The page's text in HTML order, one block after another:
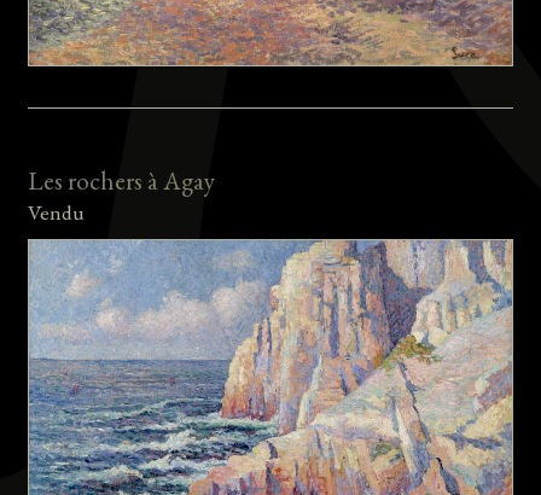
Les rochers à Agay
Vendu